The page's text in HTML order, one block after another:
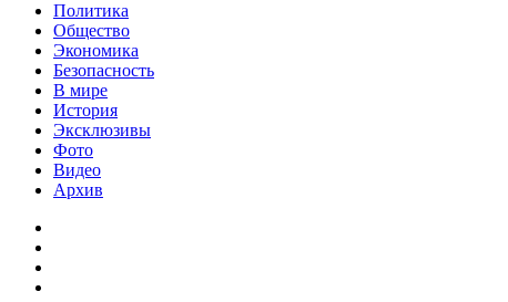
Политика
Общество
Экономика
Безопасность
В мире
История
Эксклюзивы
Фото
Видео
Архив